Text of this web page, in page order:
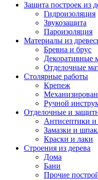
Защита построек из
Гидроизоляция
Звукозащита
Пароизоляция
Материалы из
Бревна и брус
Декоративные
Отделочные
Столярные работы
Крепеж
Ручной
Отделочные и
Антисептики и
Замазки и
Краски и лаки
Строения из дерева
Дома
Бани
Прочие